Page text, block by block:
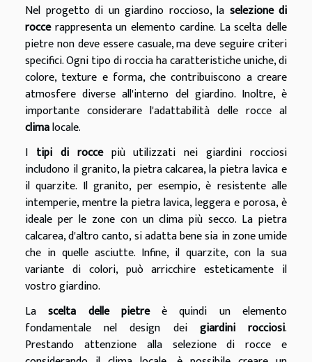
Nel progetto di un giardino roccioso, la selezione di
roccerappresenta un elemento cardine. La scelta delle
pietre non deve essere casuale, ma deve seguire criteri
specifici. Ogni tipo di roccia ha caratteristiche uniche, di
colore, texture e forma, che contribuiscono a creare
atmosfere diverse all'interno del giardino. Inoltre, è
importante considerare l'adattabilità delle rocce al
climalocale.
I tipi di roccepiù utilizzati nei giardini rocciosi
includono il granito, la pietra calcarea, la pietra lavica e
il quarzite. Il granito, per esempio, è resistente alle
intemperie, mentre la pietra lavica, leggera e porosa, è
ideale per le zone con un clima più secco. La pietra
calcarea, d'altro canto, si adatta bene sia in zone umide
che in quelle asciutte. Infine, il quarzite, con la sua
variante di colori, può arricchire esteticamente il
vostro giardino.
Lascelta delle pietreè quindi un elemento
fondamentale nel design dei giardini rocciosi.
Prestando attenzione alla selezione di rocce e